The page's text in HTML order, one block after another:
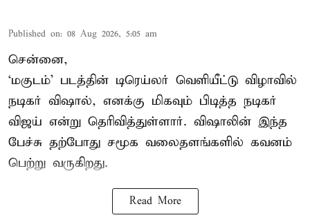
Published on: 08 Aug 2026, 5:05 am
சென்னை,
‘மகுடம்’ படத்தின் டிரெய்லர் வெளியீட்டு விழாவில்
நடிகர் விஷால், எனக்கு மிகவும் பிடித்த நடிகர்
விஜய் என்று தெரிவித்துள்ளார். விஷாலின் இந்த
பேச்சு தற்போது சமூக வலைதளங்களில் கவனம்
பெற்று வருகிறது.
Read More